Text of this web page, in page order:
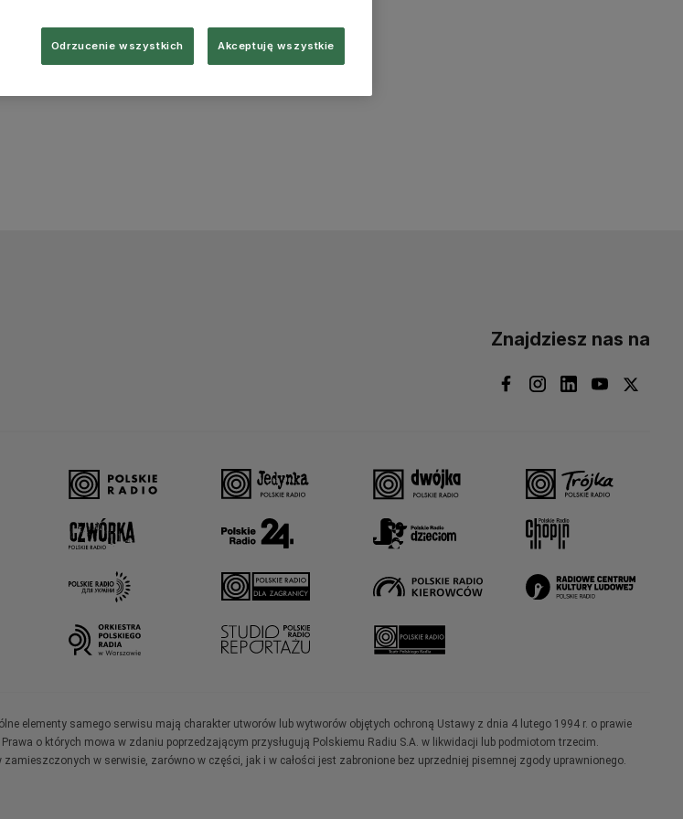
Znajdziesz nas na
elementy samego serwisu mają charakter utworów lub wytworów objętych ochroną Ustawy z dnia 4 lutego 1994 r. o prawie
o których mowa w zdaniu poprzedzającym przysługują Polskiemu Radiu S.A. w likwidacji lub podmiotom trzecim.
w serwisie, zarówno w części, jak i w całości jest zabronione bez uprzedniej pisemnej zgody uprawnionego.
Odrzucenie wszystkich Akceptuję wszystkie